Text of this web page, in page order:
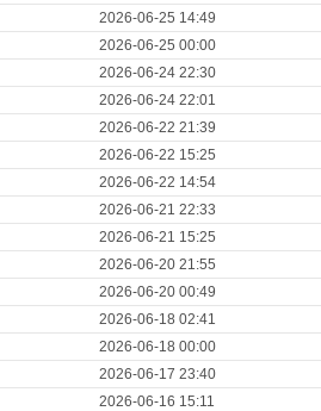
2026-06-25 14:49
2026-06-25 00:00
2026-06-24 22:30
2026-06-24 22:01
2026-06-22 21:39
2026-06-22 15:25
2026-06-22 14:54
2026-06-21 22:33
2026-06-21 15:25
2026-06-20 21:55
2026-06-20 00:49
2026-06-18 02:41
2026-06-18 00:00
2026-06-17 23:40
2026-06-16 15:11